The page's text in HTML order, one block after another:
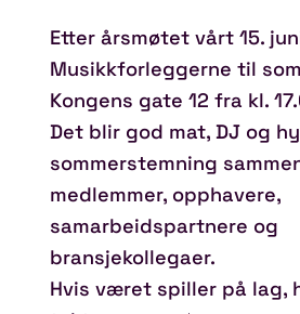
Etter årsmøtet vårt 15.
Musikkforleggerne til
Kongens gate 12 fra kl.
Det blir god mat, DJ og
sommerstemning
medlemmer, opphavere,
samarbeidspartnere og
bransjekollegaer.
Hvis været spiller på lag,